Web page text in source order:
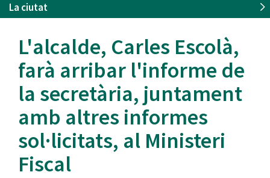
La ciutat
L'alcalde, Carles Escolà,
farà arribar l'informe de
la secretària, juntament
amb altres informes
sol·licitats, al Ministeri
Fiscal